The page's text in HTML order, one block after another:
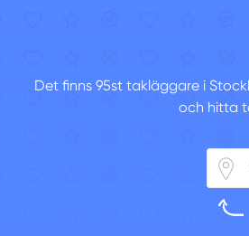
Det finns 95st takläggare i
och hitta